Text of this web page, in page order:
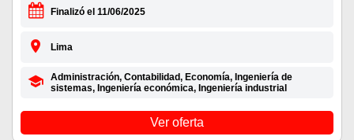
Finalizó el 11/06/2025
Lima
Administración, Contabilidad, Economía, Ingeniería de
sistemas, Ingeniería económica, Ingeniería industrial
Ver oferta